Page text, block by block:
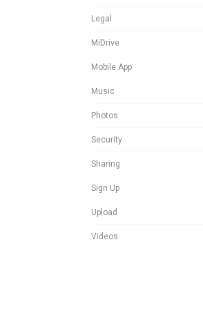
Legal
MiDrive
Mobile App
Music
Photos
Security
Sharing
Sign Up
Upload
Videos